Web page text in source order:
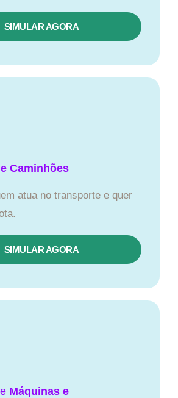
SIMULAR AGORA
Caminhões
atua no transporte e quer
SIMULAR AGORA
Máquinas e